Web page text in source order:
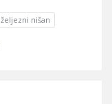
željezni nišan